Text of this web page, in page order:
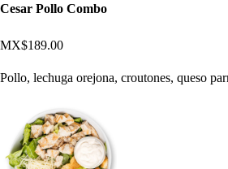
Cesar Pollo Combo
MX$189.00
Pollo, lechuga orejona, croutones, queso